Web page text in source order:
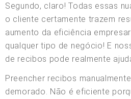
Segundo, claro! Todas essas
o cliente certamente trazem
aumento da eficiência
qualquer tipo de negócio! E
de recibos pode realmente
Preencher recibos
demorado. Não é eficiente